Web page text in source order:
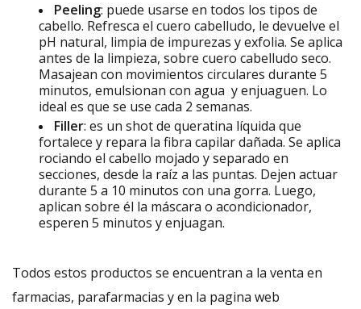
Peeling: puede usarse en todos los tipos de
cabello. Refresca el cuero cabelludo, le devuelve el
pH natural, limpia de impurezas y exfolia. Se aplica
antes de la limpieza, sobre cuero cabelludo seco.
Masajean con movimientos circulares durante 5
minutos, emulsionan con agua y enjuaguen. Lo
ideal es que se use cada 2 semanas.
Filler: es un shot de queratina líquida que
fortalece y repara la fibra capilar dañada. Se aplica
rociando el cabello mojado y separado en
secciones, desde la raíz a las puntas. Dejen actuar
durante 5 a 10 minutos con una gorra. Luego,
aplican sobre él la máscara o acondicionador,
esperen 5 minutos y enjuagan.
Todos estos productos se encuentran a la venta en
farmacias, parafarmacias y en la pagina web